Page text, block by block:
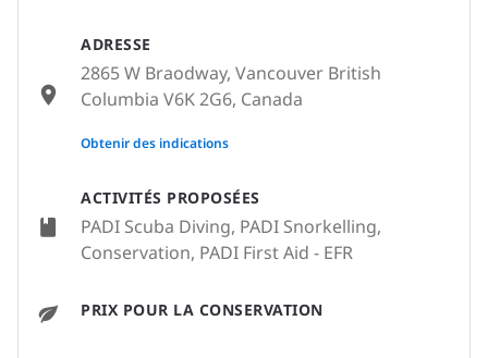
ACTIVITÉS PROPOSÉES
PADI Scuba Diving, PADI Snorkelling,
Conservation, PADI First Aid - EFR
PRIX POUR LA CONSERVATION
ADRESSE
2865 W Braodway, Vancouver British
Columbia V6K 2G6, Canada
None
Obtenir des indications